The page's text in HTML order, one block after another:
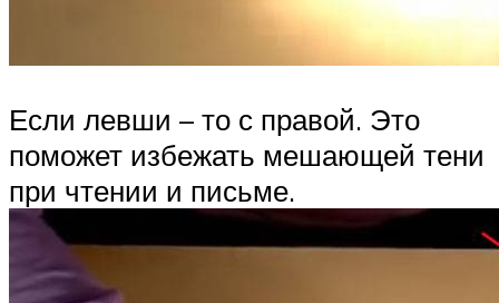
Если левши – то с правой. Это
поможет избежать мешающей тени
при чтении и письме.